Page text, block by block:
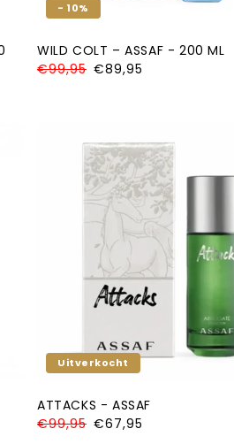
- 10%
WILD COLT – ASSAF - 200 ML
Normale
€99,95 Aanbiedingsprijs
€89,95
Uitverkocht
ATTACKS - ASSAF
Normale
€99,95 Aanbiedingsprijs
€67,95